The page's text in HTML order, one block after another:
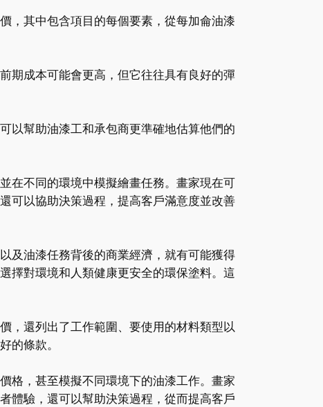
，其中包含項目的每個要素，從每加侖油漆
期成本可能會更高，但它往往具有良好的彈
以幫助油漆工和承包商更準確地估算他們的
在不同的環境中模擬繪畫任務。畫家現在可
可以協助決策過程，提高客戶滿意度並改善
及油漆任務背後的商業經濟，就有可能獲得
擇對環境和人類健康更安全的環保塗料。這
，還列出了工作範圍、要使用的材料類型以
的條款。
格，甚至模擬不同環境下的油漆工作。畫家
體驗，還可以幫助決策過程，從而提高客戶